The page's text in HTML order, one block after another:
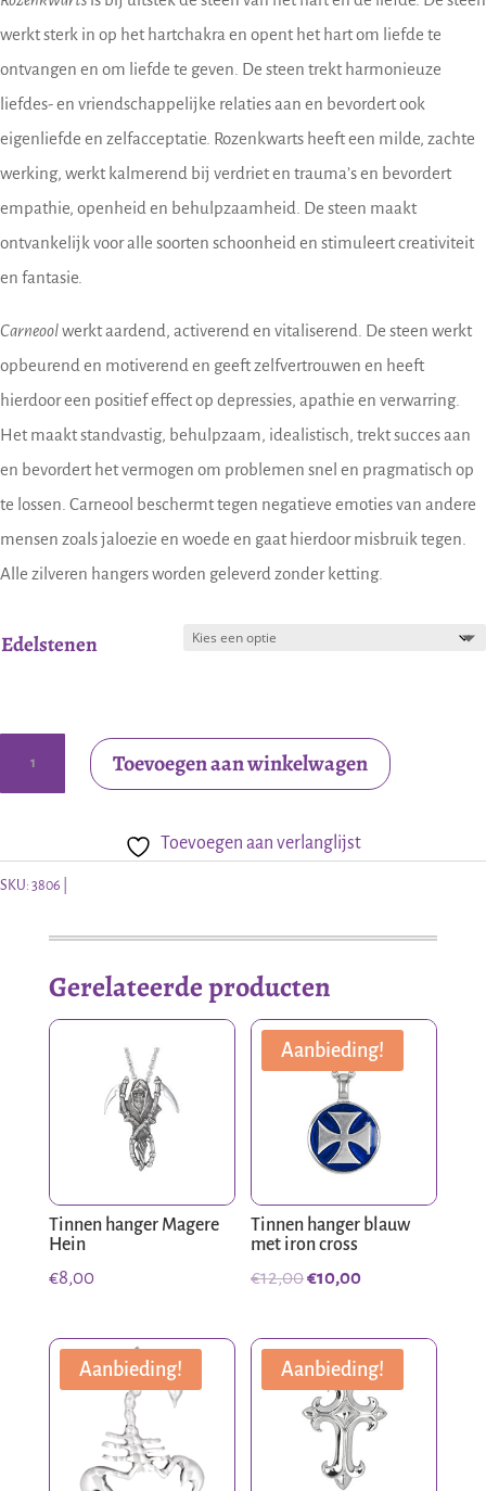
werkt sterk in op het hartchakra en opent het hart om liefde te
ontvangen en om liefde te geven. De steen trekt harmonieuze
liefdes- en vriendschappelijke relaties aan en bevordert ook
eigenliefde en zelfacceptatie. Rozenkwarts heeft een milde, zachte
werking, werkt kalmerend bij verdriet en trauma’s en bevordert
empathie, openheid en behulpzaamheid. De steen maakt
ontvankelijk voor alle soorten schoonheid en stimuleert creativiteit
en fantasie.
Carneoolwerkt aardend, activerend en vitaliserend. De steen werkt
opbeurend en motiverend en geeft zelfvertrouwen en heeft
hierdoor een positief effect op depressies, apathie en verwarring.
Het maakt standvastig, behulpzaam, idealistisch, trekt succes aan
en bevordert het vermogen om problemen snel en pragmatisch op
te lossen. Carneool beschermt tegen negatieve emoties van andere
mensen zoals jaloezie en woede en gaat hierdoor misbruik tegen.
Alle zilveren hangers worden geleverd zonder ketting.
Edelstenen
edelsteen
aantal
Toevoegen aan winkelwagen
Toevoegen aan verlanglijst
SKU: 3806
Gerelateerde producten
Tinnen hanger Magere
Hein
€8,00
Aanbieding!
Tinnen hanger blauw
met iron cross
€12,00Oorspronkelijke
was:
€12,00.
€10,00Huidige
is:
€10,00.
Aanbieding! Aanbieding!